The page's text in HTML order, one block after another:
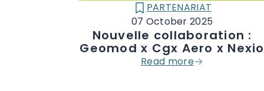
Nouvelle collaboration :
Geomod x Cgx Aero x Nexio
Read more
CATÉGORIE :
PARTENARIAT
07 October 2025